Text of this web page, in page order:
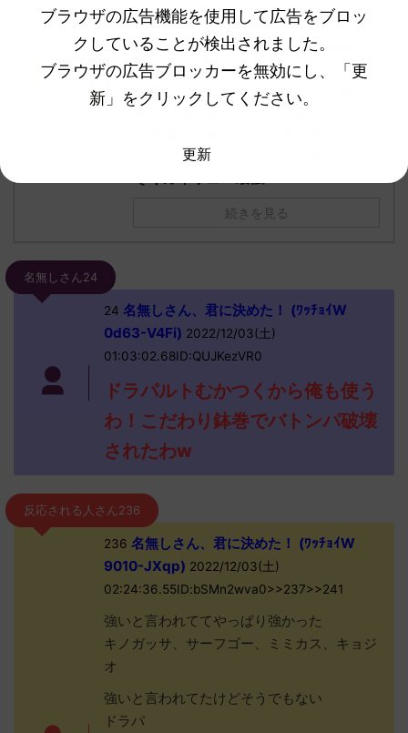
他の人気記事もチェック！
【ポケ
モンSV】発売前はテラスタル神速
最強言われてたけど、ランクマで
結局どうなん？ カイリューは神
速クソほど通らんから地面やら炎
る ノーマルテラスハチマキしん
続きを見る
名無しさん24
24 名無しさん、君に決めた！ (ﾜｯﾁｮｲW
0d63-V4Fi) 2022/12/03(土)
01:03:02.68ID:QUJKezVR0
ドラパルトむかつくから俺も使う
わ！こだわり鉢巻でバトンパ破壊
されたわw
反応される人さん236
236 名無しさん、君に決めた！ (ﾜｯﾁｮｲW
9010-JXqp) 2022/12/03(土)
02:24:36.55ID:bSMn2wva0>>237>>241
強いと言われててやっぱり強かった
キノガッサ、サーフゴー、ミミカス、キョジ
オ
強いと言われてたけどそうでもない
ドラパ
ブラウザの広告機能を使用して広告をブロッ
クしていることが検出されました。
ブラウザの広告ブロッカーを無効にし、「更
新」をクリックしてください。
更新